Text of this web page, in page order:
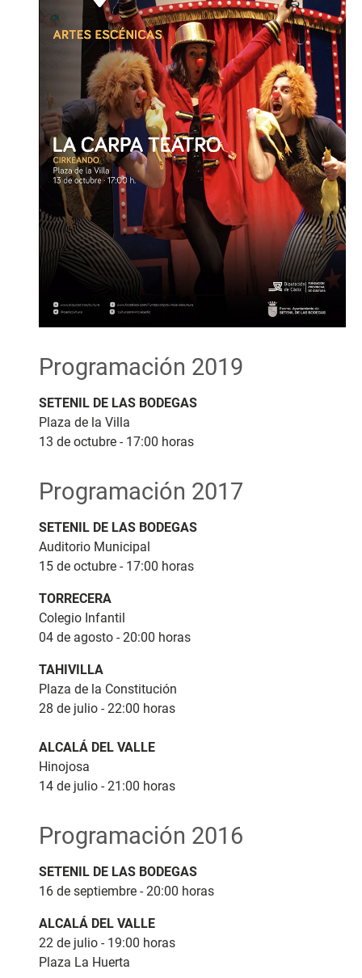
Programación 2019
SETENIL DE LAS BODEGAS
Plaza de la Villa
13 de octubre - 17:00 horas
Programación 2017
SETENIL DE LAS BODEGAS
Auditorio Municipal
15 de octubre - 17:00 horas
TORRECERA
Colegio Infantil
04 de agosto - 20:00 horas
TAHIVILLA
Plaza de la Constitución
28 de julio - 22:00 horas
ALCALÁ DEL VALLE
Hinojosa
14 de julio - 21:00 horas
Programación 2016
SETENIL DE LAS BODEGAS
16 de septiembre - 20:00 horas
ALCALÁ DEL VALLE
22 de julio - 19:00 horas
Plaza La Huerta